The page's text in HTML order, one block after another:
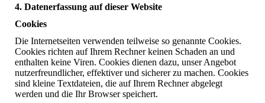
4. Datenerfassung auf dieser Website
Cookies
Die Internetseiten verwenden teilweise so genannte Cookies.
Cookies richten auf Ihrem Rechner keinen Schaden an und
enthalten keine Viren. Cookies dienen dazu, unser Angebot
nutzerfreundlicher, effektiver und sicherer zu machen. Cookies
sind kleine Textdateien, die auf Ihrem Rechner abgelegt
werden und die Ihr Browser speichert.